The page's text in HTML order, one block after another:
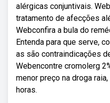
alérgicas conjuntivais.
tratamento de afecções
Webconfira a bula do
Entenda para que serve,
as são contraindicações
Webencontre cromolerg
menor preço na droga
horas.